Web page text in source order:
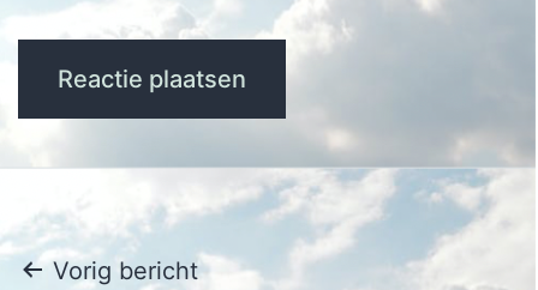
Bericht
Vorig bericht